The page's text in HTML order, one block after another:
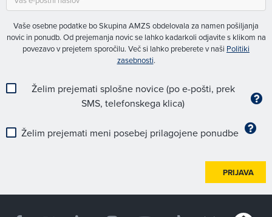
Vaše osebne podatke bo Skupina AMZS obdelovala za namen pošiljanja
novic in ponudb. Od prejemanja novic se lahko kadarkoli odjavite s klikom na
povezavo v prejetem sporočilu. Več si lahko preberete v naši Politiki
zasebnosti.
Želim prejemati splošne novice (po e-pošti, prek
SMS, telefonskega klica)
Želim prejemati meni posebej prilagojene ponudbe
PRIJAVA